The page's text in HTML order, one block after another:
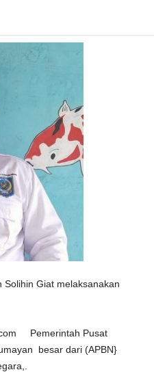
Solihin Giat melaksanakan
Pemerintah Pusat
besar dari (APBN}